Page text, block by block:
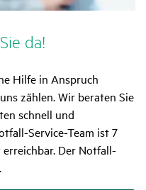
da!
Hilfe in Anspruch
zählen. Wir beraten Sie
schnell und
Service-Team ist 7
Der Notfall-